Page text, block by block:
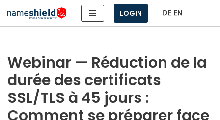
Aller
LOGIN
Webinar — Réduction de la
durée des certificats
SSL/TLS à 45 jours :
Comment se préparer face